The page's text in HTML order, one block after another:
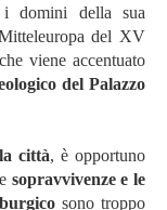
i domini della sua
del XV
viene accentuato
del Palazzo
città, è opportuno
sopravvivenze e le
sono troppo